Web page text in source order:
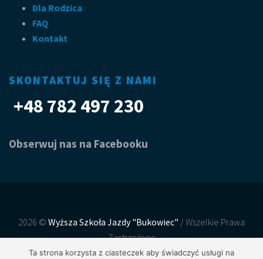
Dla Rodzica
FAQ
Kontakt
SKONTAKTUJ SIĘ Z NAMI
+48 782 497 230
Obserwuj nas na Facebooku
2026 © Wyższa Szkoła Jazdy "Bukowiec" / Wszelkie Prawa
Zastrzeżone
Realizacja, wdrożenie:Net-Factory
Ta strona korzysta z ciasteczek aby świadczyć usługi na